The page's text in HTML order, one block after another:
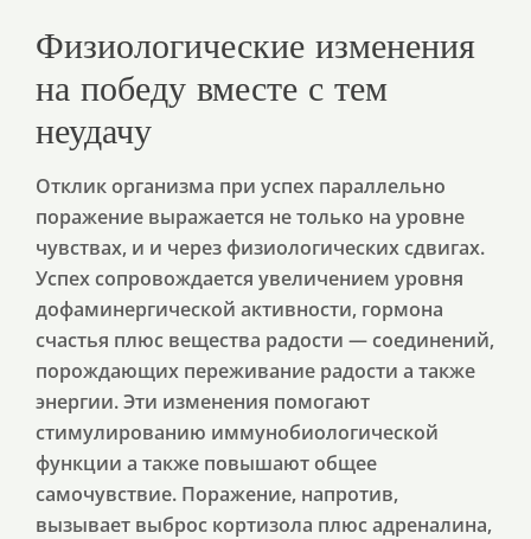
Физиологические изменения
на победу вместе с тем
неудачу
Отклик организма при успех параллельно
поражение выражается не только на уровне
чувствах, и и через физиологических сдвигах.
Успех сопровождается увеличением уровня
дофаминергической активности, гормона
счастья плюс вещества радости — соединений,
порождающих переживание радости а также
энергии. Эти изменения помогают
стимулированию иммунобиологической
функции а также повышают общее
самочувствие. Поражение, напротив,
вызывает выброс кортизола плюс адреналина,